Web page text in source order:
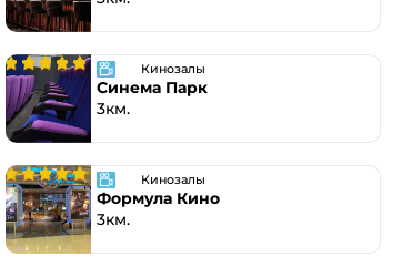
Кинозалы
Синема Парк
3км.
Кинозалы
Формула Кино
3км.